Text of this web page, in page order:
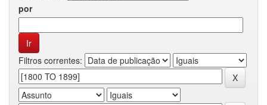
por
Filtros correntes: